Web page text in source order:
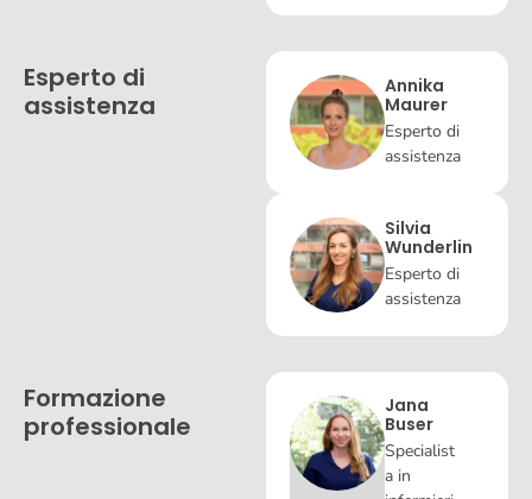
Esperto di
assistenza
Annika
Maurer
Esperto di
assistenza
Silvia
Wunderlin
Esperto di
assistenza
Formazione
professionale
Jana
Buser
Specialist
a in